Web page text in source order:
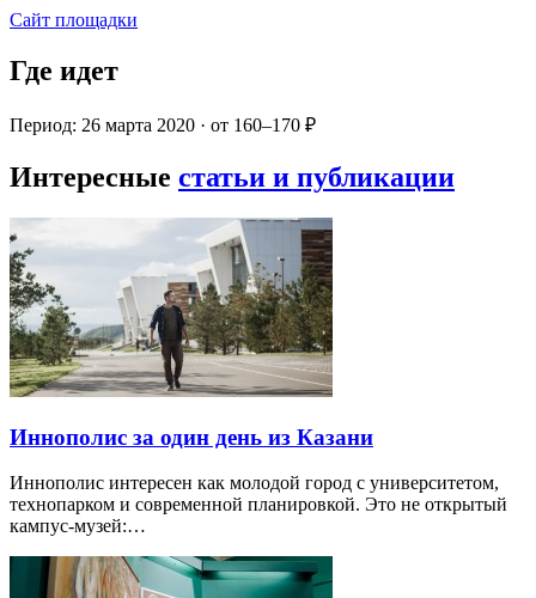
Сайт площадки
Где идет
Период: 26 марта 2020 · от 160–170 ₽
Интересные статьи и публикации
Иннополис за один день из Казани
Иннополис интересен как молодой город с университетом,
технопарком и современной планировкой. Это не открытый
кампус-музей:…